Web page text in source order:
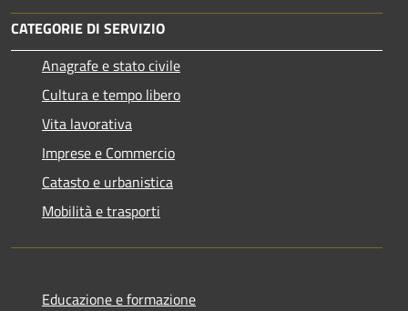
CATEGORIE DI SERVIZIO
Anagrafe e stato civile
Cultura e tempo libero
Vita lavorativa
Imprese e Commercio
Catasto e urbanistica
Mobilità e trasporti
Educazione e formazione